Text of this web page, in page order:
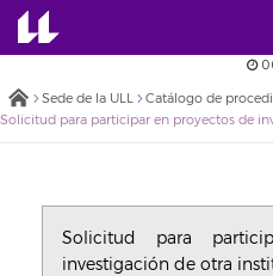
Sede de la ULL
Catálogo de
Solicitud para
investigación de otra